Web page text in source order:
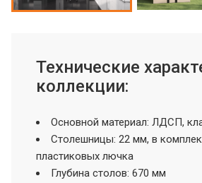
Технические
коллекции:
Основной материал: ЛДСП,
Cтолешницы: 22 мм, в
пластиковых лючка
Глубина столов: 670 мм